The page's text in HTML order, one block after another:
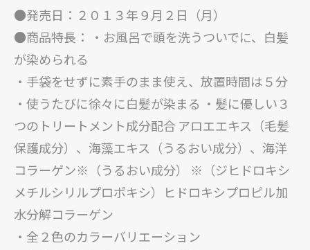
●発売日：２０１３年９月２日（月）
●商品特長： ・お風呂で頭を洗うついでに、白髪
が染められる
・手袋をせずに素手のまま使え、放置時間は５分
・使うたびに徐々に白髪が染まる ・髪に優しい３
つのトリートメント成分配合 アロエエキス（毛髪
保護成分）、海藻エキス（うるおい成分）、海洋
コラーゲン※（うるおい成分） ※（ジヒドロキシ
メチルシリルプロポキシ）ヒドロキシプロピル加
水分解コラーゲン
・全２色のカラーバリエーション